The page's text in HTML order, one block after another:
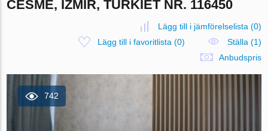
CESME, IZMIR, TURKIET NR. 116450
Lägg till i jämförelselista (0)
Lägg till i favoritlista (0)
Ställa (1)
Anbudspris
742